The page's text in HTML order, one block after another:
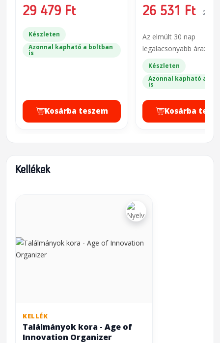
29 479 Ft
Készleten
Azonnal kapható a boltban
is
Kosárba teszem
26 531 Ft 29
Az elmúlt 30 nap
legalacsonyabb ára: 29
Készleten
Azonnal kapható a
is
Kosárba
Kellékek
KELLÉK
Találmányok kora - Age of
Innovation Organizer